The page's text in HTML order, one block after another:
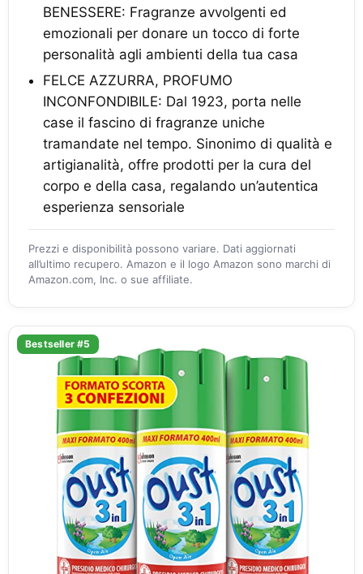
BENESSERE: Fragranze avvolgenti ed
emozionali per donare un tocco di forte
personalità agli ambienti della tua casa
FELCE AZZURRA, PROFUMO
INCONFONDIBILE: Dal 1923, porta nelle
case il fascino di fragranze uniche
tramandate nel tempo. Sinonimo di qualità e
artigianalità, offre prodotti per la cura del
corpo e della casa, regalando un’autentica
esperienza sensoriale
Prezzi e disponibilità possono variare. Dati aggiornati
all’ultimo recupero. Amazon e il logo Amazon sono marchi di
Amazon.com, Inc. o sue affiliate.
Bestseller #5